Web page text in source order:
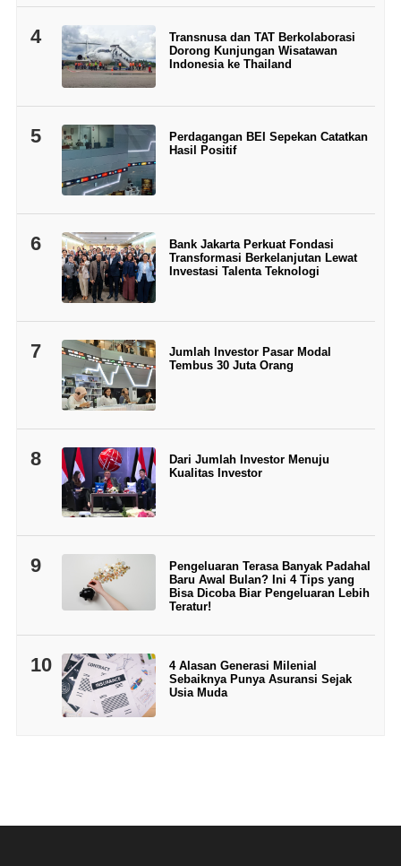
4
Transnusa dan TAT Berkolaborasi
Dorong Kunjungan Wisatawan
Indonesia ke Thailand
5
Perdagangan BEI Sepekan Catatkan
Hasil Positif
6
Bank Jakarta Perkuat Fondasi
Transformasi Berkelanjutan Lewat
Investasi Talenta Teknologi
7
Jumlah Investor Pasar Modal
Tembus 30 Juta Orang
8
Dari Jumlah Investor Menuju
Kualitas Investor
9
Pengeluaran Terasa Banyak Padahal
Baru Awal Bulan? Ini 4 Tips yang
Bisa Dicoba Biar Pengeluaran Lebih
Teratur!
10
4 Alasan Generasi Milenial
Sebaiknya Punya Asuransi Sejak
Usia Muda